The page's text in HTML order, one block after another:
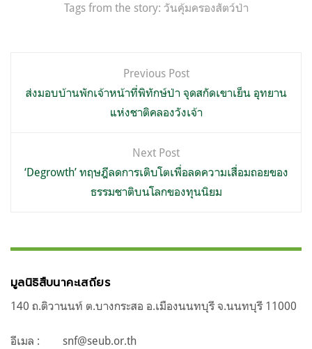
Tags from the story: วันคุ้มครองสัตว์ป่า
เรื่อง
Previous Post
ส่งมอบบ้านพักเจ้าหน้าที่พิทักษ์ป่า จุดสกัดเขาเย็น อุทยาน
แห่งชาติคลองวังเจ้า
Next Post
‘Degrowth’ ทฤษฎีลดการเติบโตเพื่อลดความเสื่อมถอยของ
ธรรมชาติบนโลกของทุนนิยม
มูลนิธิสืบนาคะเสถียร
140 ถ.ติวานนท์ ต.บางกระสอ อ.เมืองนนทบุรี จ.นนทบุรี 11000
อีเมล :
snf@seub.or.th